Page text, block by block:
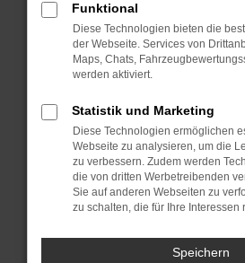
Prüfe deine
Manche Erweiterungen,
können das Laden
anderen Browser oder in
Fenster?
Starte dein Gerät neu.
Das kann manchmal
vorübergehende
Betriebssystem auf dem
Funktional
Diese Technologien bieten die
der Webseite. Services von
Maps, Chats,
werden aktiviert.
Statistik und Marketing
Diese Technologien ermöglichen
Webseite zu analysieren, um die
zu verbessern. Zudem werden
die von dritten Werbetreibenden
Sie auf anderen Webseiten zu
zu schalten, die für Ihre Interessen
Speichern